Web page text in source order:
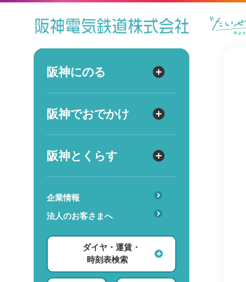
阪神にのる
阪神にのる
駅のサービス一覧
ダイヤ検索
運賃検索
阪神でおでかけ
阪神でおでかけ
ホテル・旅行
ショッピング・グルメ
阪神とくらす
阪神とくらす
交通
レンタル・駐輪場
スポーツ・スクール
企業情報
法人のお客さまへ
ダイヤ・運賃・
時刻表検索
出発
到着
時
詳細設定